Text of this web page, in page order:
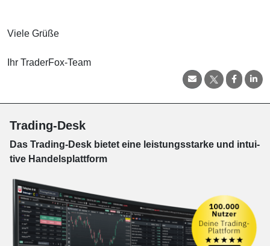
Viele Grüße
Ihr TraderFox-Team
Trading-Desk
Das Trading-Desk bie­tet eine leis­tungs­star­ke und in­tui­
tive Han­dels­platt­form